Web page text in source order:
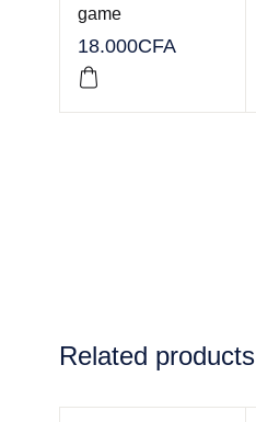
game
18.000CFA
Related products